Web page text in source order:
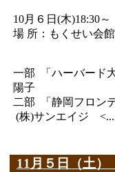
10月６日(木)18:30～
場 所：もくせい
一部 「ハーバード
陽子
二部 「静岡フロン
(株)サンエイジ <...
11月５日（土